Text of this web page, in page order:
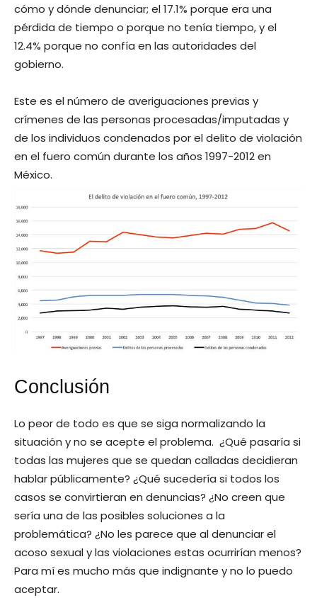
cómo y dónde denunciar; el 17.1% porque era una
pérdida de tiempo o porque no tenía tiempo, y el
12.4% porque no confía en las autoridades del
gobierno.
Este es el número de averiguaciones previas y
crímenes de las personas procesadas/imputadas y
de los individuos condenados por el delito de violación
en el fuero común durante los años 1997-2012 en
México.
Conclusión
Lo peor de todo es que se siga normalizando la
situación y no se acepte el problema. ¿Qué pasaría si
todas las mujeres que se quedan calladas decidieran
hablar públicamente? ¿Qué sucedería si todos los
casos se convirtieran en denuncias? ¿No creen que
sería una de las posibles soluciones a la
problemática? ¿No les parece que al denunciar el
acoso sexual y las violaciones estas ocurrirían menos?
Para mí es mucho más que indignante y no lo puedo
aceptar.